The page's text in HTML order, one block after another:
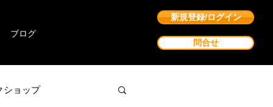
ブログ
新規登録/ログイン
問合せ
ショップ